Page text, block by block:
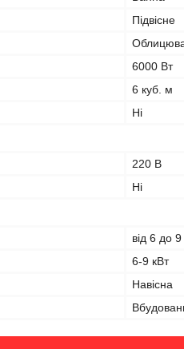
Підвісне
6000 Вт
6 куб. м
Ні
220 В
Ні
від 6 до
6-9 кВт
Навісна